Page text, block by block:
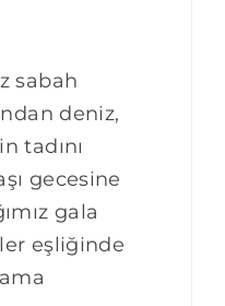
sabah
deniz,
tadını
gecesine
gala
eşliğinde